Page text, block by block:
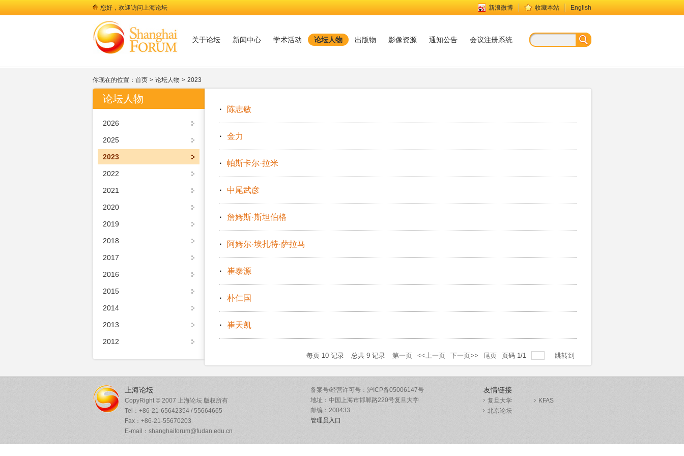
您好，欢迎访问上海论坛 新浪微博 收藏本站 English
关于论坛 新闻中心 学术活动 论坛人物 出版物 影像资源 通知公告 会议注册系统
你现在的位置： 首页 > 论坛人物 > 2023
论坛人物
2026
2025
2023
2022
2021
2020
2019
2018
2017
2016
2015
2014
2013
2012
· 陈志敏
· 金力
· 帕斯卡尔·拉米
· 中尾武彦
· 詹姆斯·斯坦伯格
· 阿姆尔·埃扎特·萨拉马
· 崔泰源
· 朴仁国
· 崔天凯
每页 10 记录 总共 9 记录 第一页 <<上一页 下一页>> 尾页 页码 1/1 跳转到
上海论坛
CopyRight © 2007 上海论坛 版权所有
Tel：+86-21-65642354 / 55664665
Fax：+86-21-55670203
E-mail：shanghaiforum@fudan.edu.cn
备案号/经营许可号：沪ICP备05006147号
地址：中国上海市邯郸路220号复旦大学
邮编：200433
管理员入口
友情链接
复旦大学
KFAS
北京论坛